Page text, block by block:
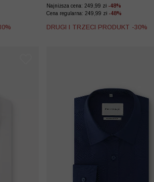
Najniższa cena: 249,99 zł -48%
Cena regularna: 249,99 zł -48%
DRUGI I TRZECI PRODUKT -30%